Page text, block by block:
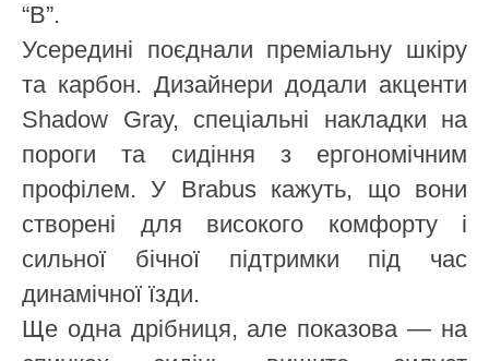
“B”.
Усередині поєднали преміальну шкіру
та карбон. Дизайнери додали акценти
Shadow Gray, спеціальні накладки на
пороги та сидіння з ергономічним
профілем. У Brabus кажуть, що вони
створені для високого комфорту і
сильної бічної підтримки під час
динамічної їзди.
Ще одна дрібниця, але показова — на